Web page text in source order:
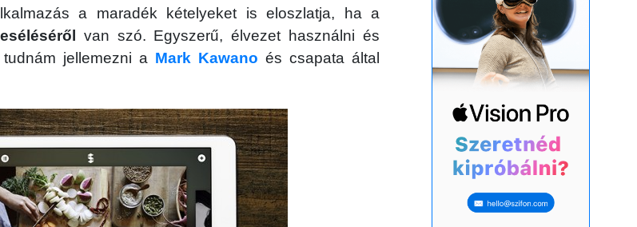
a maradék kételyeket is eloszlatja, ha a
van szó. Egyszerű, élvezet használni és
jellemezni a Mark Kawano és csapata által